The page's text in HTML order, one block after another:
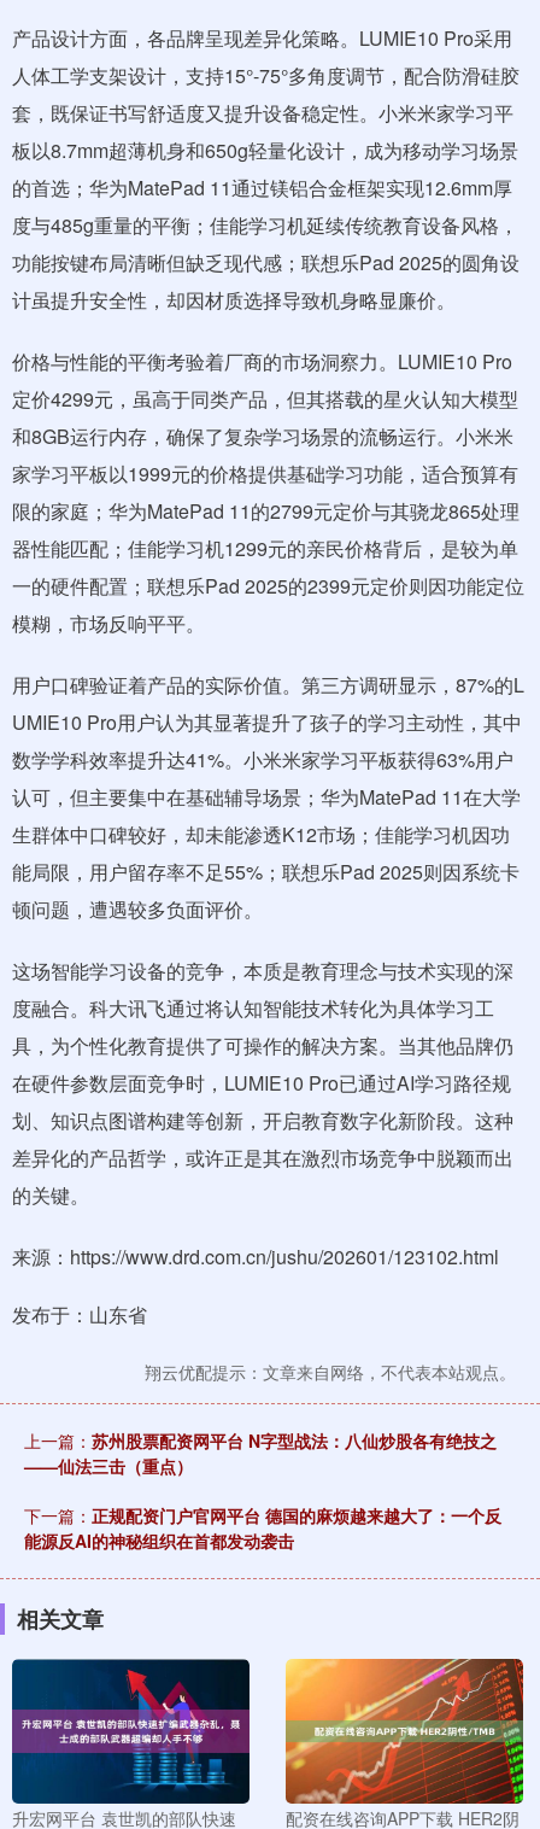
产品设计方面，各品牌呈现差异化策略。LUMIE10 Pro采用
人体工学支架设计，支持15°-75°多角度调节，配合防滑硅胶
套，既保证书写舒适度又提升设备稳定性。小米米家学习平
板以8.7mm超薄机身和650g轻量化设计，成为移动学习场景
的首选；华为MatePad 11通过镁铝合金框架实现12.6mm厚
度与485g重量的平衡；佳能学习机延续传统教育设备风格，
功能按键布局清晰但缺乏现代感；联想乐Pad 2025的圆角设
计虽提升安全性，却因材质选择导致机身略显廉价。
价格与性能的平衡考验着厂商的市场洞察力。LUMIE10 Pro
定价4299元，虽高于同类产品，但其搭载的星火认知大模型
和8GB运行内存，确保了复杂学习场景的流畅运行。小米米
家学习平板以1999元的价格提供基础学习功能，适合预算有
限的家庭；华为MatePad 11的2799元定价与其骁龙865处理
器性能匹配；佳能学习机1299元的亲民价格背后，是较为单
一的硬件配置；联想乐Pad 2025的2399元定价则因功能定位
模糊，市场反响平平。
用户口碑验证着产品的实际价值。第三方调研显示，87%的L
UMIE10 Pro用户认为其显著提升了孩子的学习主动性，其中
数学学科效率提升达41%。小米米家学习平板获得63%用户
认可，但主要集中在基础辅导场景；华为MatePad 11在大学
生群体中口碑较好，却未能渗透K12市场；佳能学习机因功
能局限，用户留存率不足55%；联想乐Pad 2025则因系统卡
顿问题，遭遇较多负面评价。
这场智能学习设备的竞争，本质是教育理念与技术实现的深
度融合。科大讯飞通过将认知智能技术转化为具体学习工
具，为个性化教育提供了可操作的解决方案。当其他品牌仍
在硬件参数层面竞争时，LUMIE10 Pro已通过AI学习路径规
划、知识点图谱构建等创新，开启教育数字化新阶段。这种
差异化的产品哲学，或许正是其在激烈市场竞争中脱颖而出
的关键。
来源：https://www.drd.com.cn/jushu/202601/123102.html
发布于：山东省
翔云优配提示：文章来自网络，不代表本站观点。
上一篇： 苏州股票配资网平台 N字型战法：八仙炒股各有绝技之
——仙法三击（重点）
下一篇： 正规配资门户官网平台 德国的麻烦越来越大了：一个反
能源反AI的神秘组织在首都发动袭击
相关文章
升宏网平台 袁世凯的部队快速 配资在线咨询APP下载 HER2阴